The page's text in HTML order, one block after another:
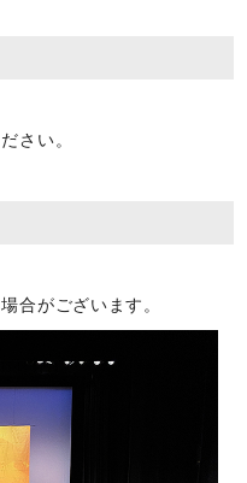
さい。
合がございます。